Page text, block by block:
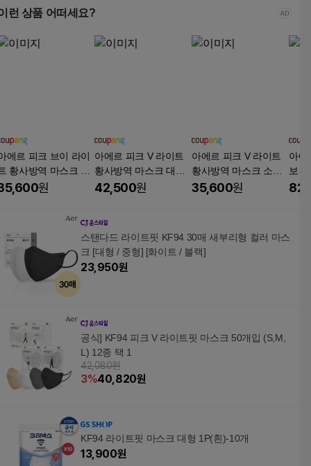
런 상품 어떠세요?
에르 피크 브이 라이
황사방역 마스크 중
KF94, 1개입, 50개,
원
아에르 피크 V 라이트
황사방역 마스크 대형
KF94, 50개입, 1개, 진
42,500원
아에르 피크 V 라이트
황사방역 마스크 소형1
KF94, 1개입, 50개, 화
35,600원
아에
보건
1개
스탠다드 라이트핏 KF94 30매 새부리형 컬러 마스
크 [대형 / 중형] [화이트 / 블랙]
23,950원
공식] KF94 피크 V 라이트핏 마스크 50개입 (S,M,
L) 12종 택 1
42,080원
3%40,820원
KF94 라이트핏 마스크 대형 1P(흰)-10개
13,900원